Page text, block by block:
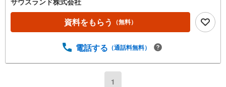
資料をもらう （無料）
電話する （通話料無料）
1